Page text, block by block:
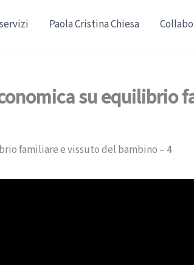
Paola Cristina Chiesa
su equilibrio
familiare e vissuto del bambino – 4